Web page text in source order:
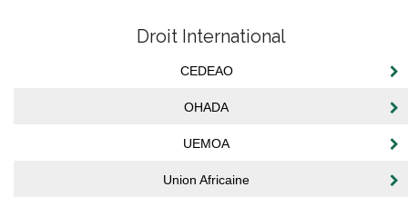
Droit International
CEDEAO
OHADA
UEMOA
Union Africaine